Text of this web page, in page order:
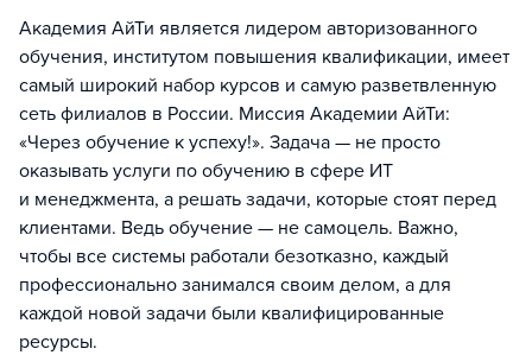
Академия АйТи является лидером авторизованного
обучения, институтом повышения квалификации, имеет
самый широкий набор курсов и самую разветвленную
сеть филиалов в России. Миссия Академии АйТи:
«Через обучение к успеху!». Задача — не просто
оказывать услуги по обучению в сфере ИТ
и менеджмента, а решать задачи, которые стоят перед
клиентами. Ведь обучение — не самоцель. Важно,
чтобы все системы работали безотказно, каждый
профессионально занимался своим делом, а для
каждой новой задачи были квалифицированные
ресурсы.